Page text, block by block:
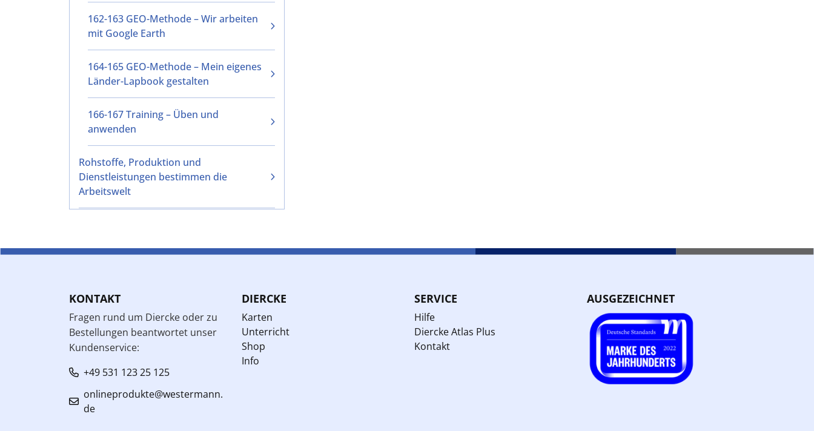
162-163 GEO-Methode – Wir arbeiten
mit Google Earth
164-165 GEO-Methode – Mein eigenes
Länder-Lapbook gestalten
166-167 Training – Üben und
anwenden
Rohstoffe, Produktion und
Dienstleistungen bestimmen die
Arbeitswelt
KONTAKT
Fragen rund um Diercke oder zu
Bestellungen beantwortet unser
Kundenservice:
+49 531 123 25 125
onlineprodukte@westermann.
de
DIERCKE
Karten
Unterricht
Shop
Info
SERVICE
Hilfe
Diercke Atlas Plus
Kontakt
AUSGEZEICHNET